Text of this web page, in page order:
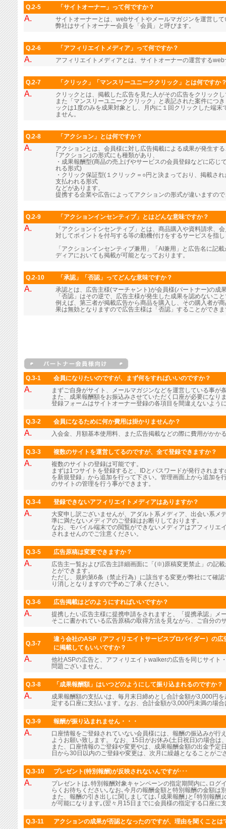
Q.2-5 「サイトオーナー」って何ですか？
A.
サイトオーナーとは、webサイトやメールマガジンを運営し
弊社はサイトオーナー会員を「会員」と呼びます。
Q.2-6 「アフィリエイトメディア」って何ですか？
A. アフィリエイトメディアとは、サイトオーナーの運営する
Q.2-7 「クリック」「マンスリーユニーククリック」とは何ですか
A.
クリックとは、掲載した広告を見た人がその広告をクリック
また「マンスリーユニーククリック」と表記された案件につ
ックは1度のみを成果対象とし、月内に１回クリックした端
ません。
Q.2-8 「アクション」とは何ですか？
A.
アクションとは、会員様に対し広告掲載による成果が発生す
｢アクション｣の形式にも種類があり、
・成果報酬型(商品の売上げやサービスの会員登録などに応
れる形式)
・クリック保証型(１クリック＝○円と決まっており、掲載さ
支払われる形式
などがあります。
提携する企業や広告によってアクションの形式が違いますの
Q.2-9 「アクションインセンティブ」とはどんな意味ですか？
A.
「アクションインセンティブ」とは、商品購入や資料請求、
対してポイントを付与する等の動機付けをするサービスを指
「アクションインセンティブ兼用」「AI兼用」と広告名に記
ディアにおいても掲載が可能となっております。
Q.2-10 「承認」「否認」ってどんな意味ですか？
A.
承認とは、広告主様(マーチャント)が会員様(パートナー)の成
「否認」はその逆で、広告主様が発生した成果を認めないこ
例えば、第三者が掲載広告から商品を購入し、その購入者が
果は無効となりますので広告主様は「否認」することができ
Q.3-1 会員になりたいのですが、まず何をすればいいのですか？
A.
まずご自身がサイト、メールマガジンなどを運営している事が
また、成果報酬額をお振込みさせていただく口座が必要になり
登録フォームはサイトオーナー登録の各項目を間違えないよう
Q.3-2 会員になるために何か費用は掛かりませんか？
A. 入会金、月額基本使用料、また広告掲載などの際に費用がかか
Q.3-3 複数のサイトを運営してるのですが、全て登録できますか？
A.
複数のサイトの登録は可能です。
まずは1つサイトを登録すると、IDとパスワードが発行されま
を新規登録」から追加を行って下さい。管理画面上から追加を
のサイトの管理を行う事ができます。
Q.3-4 登録できないアフィリエイトメディアはありますか？
A.
大変申し訳ございませんが、アダルト系メディア、出会い系メ
準に満たないメディアのご登録はお断りしております。
なお、モバイル端末での閲覧ができないメディアはアフィリエ
されませんのでご注意ください。
Q.3-5 広告原稿は変更できますか？
A.
広告主一覧および広告主詳細画面に「(※)原稿変更禁止」の記
とができます。
ただし、規約第6条（禁止行為）に該当する変更が弊社にて確
り消しとなりますので予めご了承ください。
Q.3-6 広告掲載はどのようにすればいいですか？
A.
提携したい広告主様に提携申請をされますと、「提携承認」メ
そこに書かれている広告原稿の取得方法を見ながら、ご自分の
Q.3-7
違う会社のASP（アフィリエイトサービスプロバイダー）の
に掲載してもいいですか？
A.
他社ASPの広告と、アフィリエイトwalkerの広告を同じサイト
問題ございません。
Q.3-8 「成果報酬額」はいつどのようにして振り込まれるのですか？
A.
成果報酬額の支払いは、毎月末日締めとし合計金額が3,000円
定する口座に支払います。なお、合計金額が3,000円未満の場
Q.3-9 報酬が振り込まれません・・・
A.
口座情報をご登録されていない会員様には、報酬の振込みが行
ようお願い致します。 なお、15日がお休み(土日祝日)の場合は
また、口座情報のご登録や変更やは、成果報酬金額の出金予定
日から30日以内のご登録や変更は、次月に繰越となることがご
Q.3-10 プレゼント(特別報酬)が反映されないんですが･･･
A.
プレゼントは､特別報酬対象キャンペーンの指定期間内に､ログ
らくお待ちください｡なお､今月の報酬金額と特別報酬の金額は
また、報酬の引き出しに関しましては､｢成果報酬｣と｢特別報酬
が可能になります｡(翌々月15日までに会員様の指定する口座に
Q.3-11 アクションの成果が否認となったのですが、理由を聞くことは